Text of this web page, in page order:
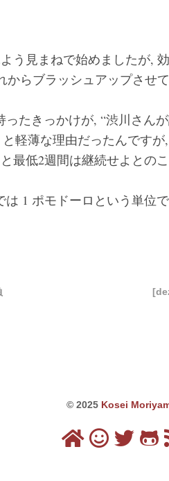
う見まねで始めましたが,
からブラッシュアップさせ
たきっかけが, “渋川さん
軽薄な理由だったんです
最低2週間は継続せよとの
は 1 ポモドーロという単位
© 2025 Kosei